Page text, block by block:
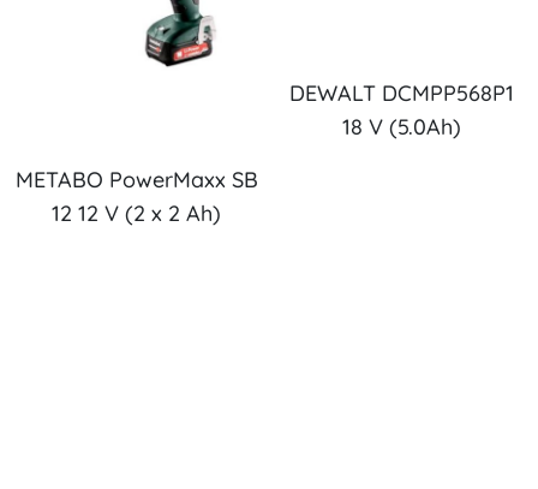
METABO PowerMaxx SB
12 12 V (2 x 2 Ah)
DEWALT DCMPP568P1
18 V (5.0Ah)